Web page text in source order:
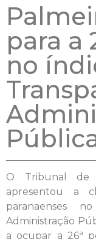
para a
no
O Tribunal de
apresentou a
paranaenses
Administração
a ocupar a 26ª